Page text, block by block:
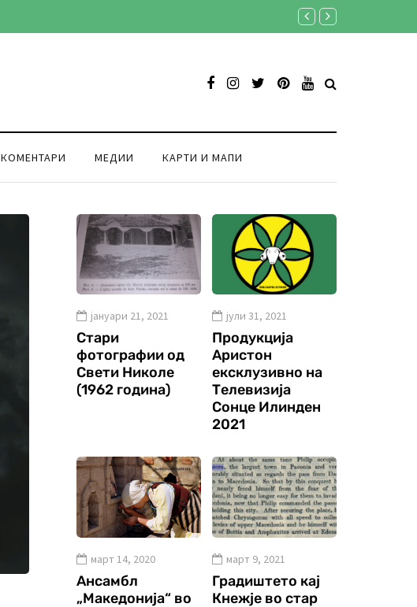
Ансамбл „Македонија“ во Свети Николе - снимање на „Овчеполско оро“ (фото & видео)
КОМЕНТАРИ МЕДИИ КАРТИ И МАПИ
јануари 21, 2021
Стари
фотографии од
Свети Николе
(1962 година)
јули 31, 2021
Продукција
Аристон
ексклузивно на
Телевизија
Сонце Илинден
2021
март 14, 2020
Ансамбл
„Македонија“ во
март 9, 2021
Градиштето кај
Кнежје во стар